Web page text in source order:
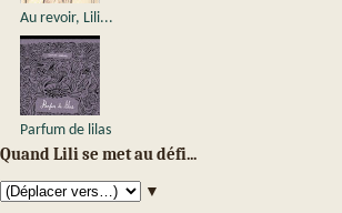
Au revoir, Lili...
Parfum de lilas
Quand Lili se met au défi...
▼